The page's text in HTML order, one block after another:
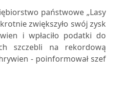
państwowe „Lasy
zwiększyło swój zysk
i wpłaciło podatki do
szczebli na rekordową
- poinformował szef